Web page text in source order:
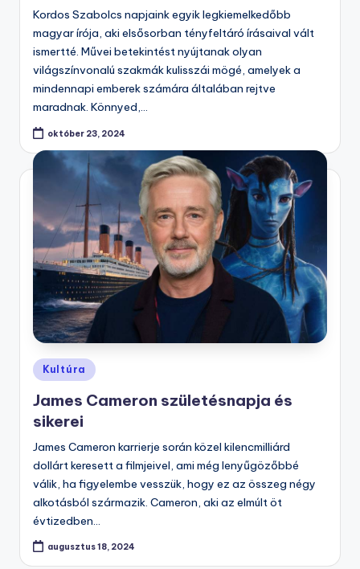
Kordos Szabolcs napjaink egyik legkiemelkedőbb
magyar írója, aki elsősorban tényfeltáró írásaival vált
ismertté. Művei betekintést nyújtanak olyan
világszínvonalú szakmák kulisszái mögé, amelyek a
mindennapi emberek számára általában rejtve
maradnak. Könnyed,…
október 23, 2024
Posted
in
Kultúra
James Cameron születésnapja és
sikerei
James Cameron karrierje során közel kilencmilliárd
dollárt keresett a filmjeivel, ami még lenyűgözőbbé
válik, ha figyelembe vesszük, hogy ez az összeg négy
alkotásból származik. Cameron, aki az elmúlt öt
évtizedben…
augusztus 18, 2024